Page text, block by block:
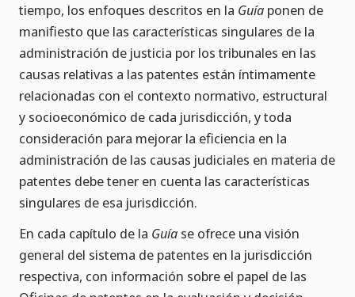
tiempo, los enfoques descritos en la Guía ponen de
manifiesto que las características singulares de la
administración de justicia por los tribunales en las
causas relativas a las patentes están íntimamente
relacionadas con el contexto normativo, estructural
y socioeconómico de cada jurisdicción, y toda
consideración para mejorar la eficiencia en la
administración de las causas judiciales en materia de
patentes debe tener en cuenta las características
singulares de esa jurisdicción.
En cada capítulo de la Guía se ofrece una visión
general del sistema de patentes en la jurisdicción
respectiva, con información sobre el papel de las